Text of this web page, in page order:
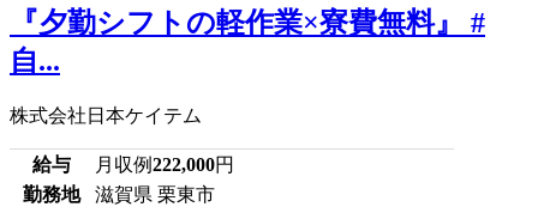
『夕勤シフトの軽作業×寮費無料』 #
自...
株式会社日本ケイテム
給与 月収例222,000円
勤務地
滋賀県 栗東市